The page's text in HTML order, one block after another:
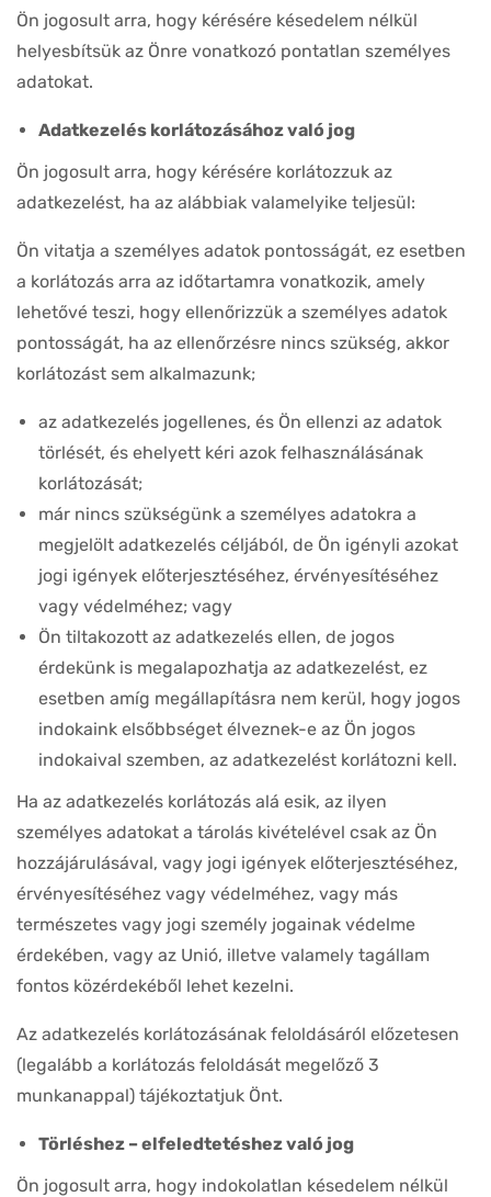
Ön jogosult arra, hogy kérésére késedelem nélkül
helyesbítsük az Önre vonatkozó pontatlan személyes
adatokat.
Adatkezelés korlátozásához való jog
Ön jogosult arra, hogy kérésére korlátozzuk az
adatkezelést, ha az alábbiak valamelyike teljesül:
Ön vitatja a személyes adatok pontosságát, ez esetben
a korlátozás arra az időtartamra vonatkozik, amely
lehetővé teszi, hogy ellenőrizzük a személyes adatok
pontosságát, ha az ellenőrzésre nincs szükség, akkor
korlátozást sem alkalmazunk;
az adatkezelés jogellenes, és Ön ellenzi az adatok
törlését, és ehelyett kéri azok felhasználásának
korlátozását;
már nincs szükségünk a személyes adatokra a
megjelölt adatkezelés céljából, de Ön igényli azokat
jogi igények előterjesztéséhez, érvényesítéséhez
vagy védelméhez; vagy
Ön tiltakozott az adatkezelés ellen, de jogos
érdekünk is megalapozhatja az adatkezelést, ez
esetben amíg megállapításra nem kerül, hogy jogos
indokaink elsőbbséget élveznek-e az Ön jogos
indokaival szemben, az adatkezelést korlátozni kell.
Ha az adatkezelés korlátozás alá esik, az ilyen
személyes adatokat a tárolás kivételével csak az Ön
hozzájárulásával, vagy jogi igények előterjesztéséhez,
érvényesítéséhez vagy védelméhez, vagy más
természetes vagy jogi személy jogainak védelme
érdekében, vagy az Unió, illetve valamely tagállam
fontos közérdekéből lehet kezelni.
Az adatkezelés korlátozásának feloldásáról előzetesen
(legalább a korlátozás feloldását megelőző 3
munkanappal) tájékoztatjuk Önt.
Törléshez – elfeledtetéshez való jog
Ön jogosult arra, hogy indokolatlan késedelem nélkül